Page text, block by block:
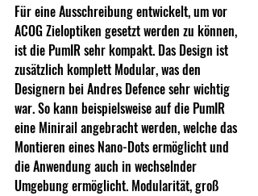
Für eine Ausschreibung entwickelt, um vor
ACOG Zieloptiken gesetzt werden zu können,
ist die PumIR sehr kompakt. Das Design ist
zusätzlich komplett Modular, was den
Designern bei Andres Defence sehr wichtig
war. So kann beispielsweise auf die PumIR
eine Minirail angebracht werden, welche das
Montieren eines Nano-Dots ermöglicht und
die Anwendung auch in wechselnder
Umgebung ermöglicht. Modularität, groß